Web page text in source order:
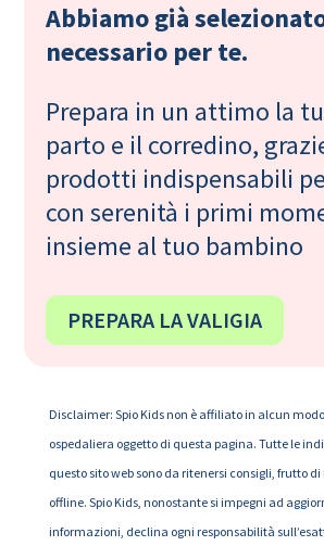
Abbiamo già
necessario per te.
Prepara in un attimo la
parto e il corredino,
prodotti indispensabili
con serenità i primi
insieme al tuo bambino
PREPARA LA VALIGIA
Disclaimer: Spio Kids non è affiliato in alcun
ospedaliera oggetto di questa pagina. Tutte le
questo sito web sono da ritenersi consigli, frutto
offline. Spio Kids, nonostante si impegni ad
informazioni, declina ogni responsabilità